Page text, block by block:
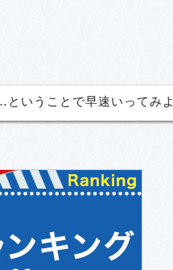
ということで早速いってみよ